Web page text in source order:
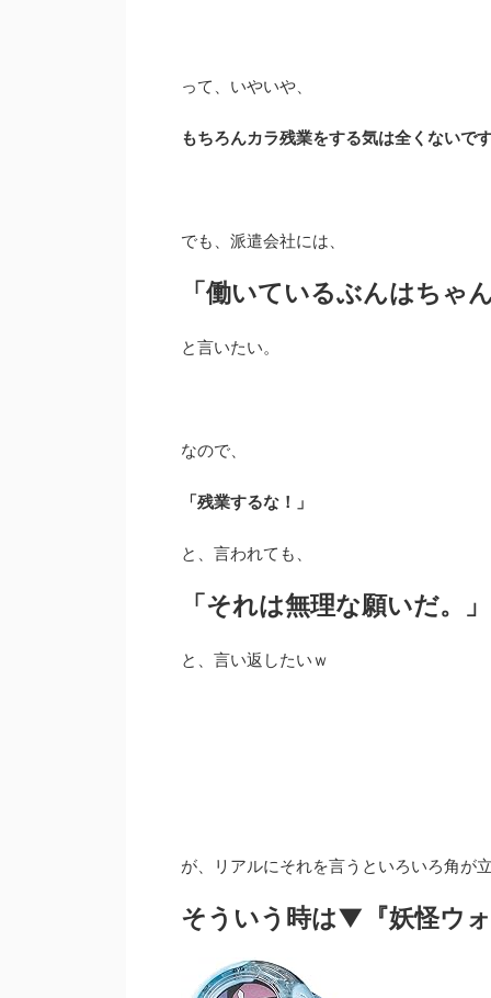
って、いやいや、
もちろんカラ残業をする気は全くないで
でも、派遣会社には、
「働いているぶんはちゃ
と言いたい。
なので、
「残業するな！」
と、言われても、
「それは無理な願いだ。」
と、言い返したいｗ
が、リアルにそれを言うといろいろ角が立
そういう時は▼『妖怪ウ